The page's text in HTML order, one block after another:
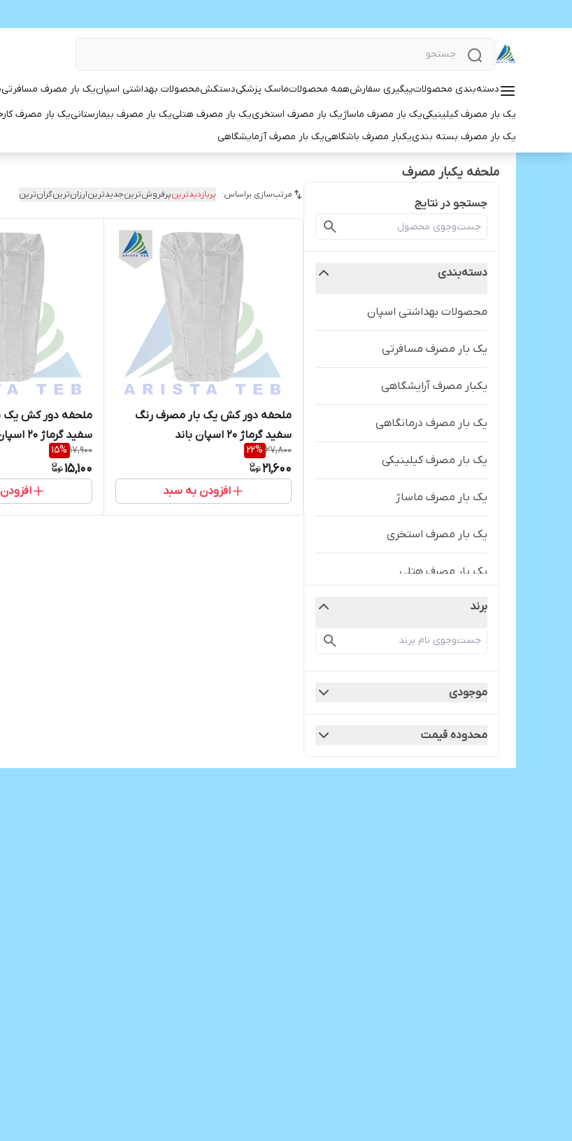
دسته‌بندی محصولاتپیگیری سفارشهمه محصولاتماسک پزشکیدستکشمحصولات بهداشتی اسپانیک بار مصرف مسافرتی
یک بار مصرف کیلینیکییک بار مصرف ماساژیک بار مصرف استخرییک بار مصرف هتلییک بار مصرف بیمارستانییک بار مصرف
یک بار مصرف بسته بندییکبار مصرف باشگاهییک بار مصرف آزمایشگاهی
ملحفه یکبار مصرف
جستجو در نتایج
دسته‌بندی
محصولات بهداشتی اسپان
یک بار مصرف مسافرتی
یکبار مصرف آرایشگاهی
یک بار مصرف درمانگاهی
یک بار مصرف کیلینیکی
یک بار مصرف ماساژ
یک بار مصرف استخری
یک بار مصرف هتلی
یک بار مصرف بیمارستانی
یک بار مصرف دندانپزشکی
برند
موجودی
محدوده قیمت
مرتب‌سازی براساس: پربازدیدترینپرفروش‌ترینجدیدترینارزان‌ترینگران‌ترین
ملحفه دور کش یک بار مصرف رنگ
سفید گرماژ 20 اسپان باند
220*120سانتی متر
27,800
22%
21,600
افزودن به سبد
ملحفه دور کش یک
سانتی متر
17,900
15%
15,100